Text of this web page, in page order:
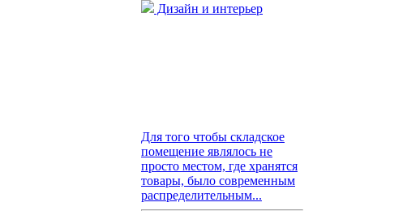
Дизайн и интерьер
Для того чтобы складское
помещение являлось не
просто местом, где хранятся
товары, было современным
распределительным...